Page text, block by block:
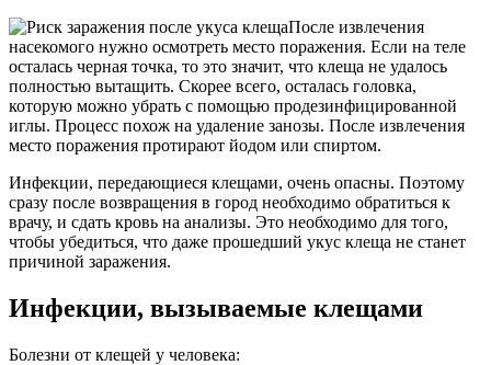
После извлечения
насекомого нужно осмотреть место поражения. Если на теле
осталась черная точка, то это значит, что клеща не удалось
полностью вытащить. Скорее всего, осталась головка,
которую можно убрать с помощью продезинфицированной
иглы. Процесс похож на удаление занозы. После извлечения
место поражения протирают йодом или спиртом.
Инфекции, передающиеся клещами, очень опасны. Поэтому
сразу после возвращения в город необходимо обратиться к
врачу, и сдать кровь на анализы. Это необходимо для того,
чтобы убедиться, что даже прошедший укус клеща не станет
причиной заражения.
Инфекции, вызываемые клещами
Болезни от клещей у человека: